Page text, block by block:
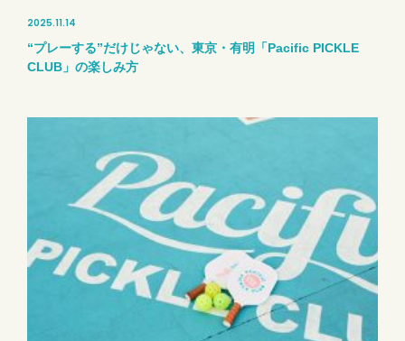
2025.11.14
“プレーする”だけじゃない、東京・有明「Pacific PICKLE
CLUB」の楽しみ方